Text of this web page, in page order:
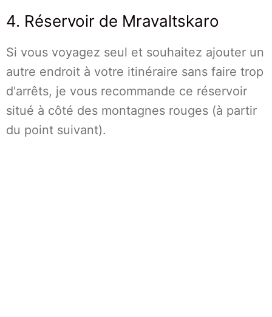
4. Réservoir de Mravaltskaro
Si vous voyagez seul et souhaitez ajouter un
autre endroit à votre itinéraire sans faire trop
d'arrêts, je vous recommande ce réservoir
situé à côté des montagnes rouges (à partir
du point suivant).